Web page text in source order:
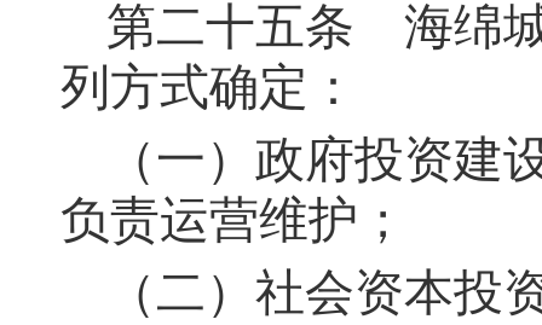
第二十五条 海绵
列方式确定：
（一）政府投资建
负责运营维护；
（二）社会资本投